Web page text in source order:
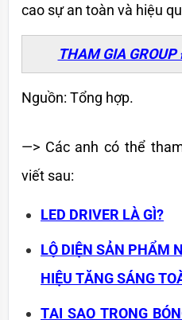
cao sự an toàn và hiệu
THAM GIA
Nguồn: Tổng hợp.
—> Các anh có thể
viết sau:
LED DRIVER LÀ GÌ?
LỘ DIỆN SẢN PHẨM
HIỆU TĂNG SÁNG
TẠI SAO TRONG